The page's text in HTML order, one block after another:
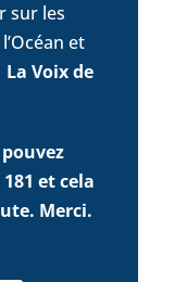
sur les
et
La Voix de
et cela
Merci.